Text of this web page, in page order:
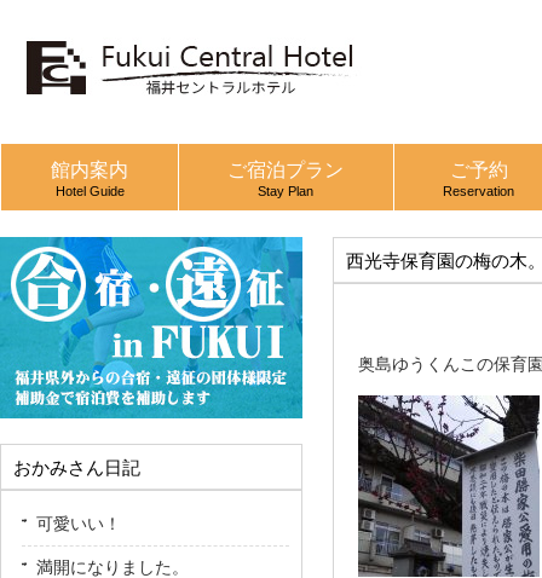
館内案内
Hotel Guide
ご宿泊プラン
Stay Plan
ご予約
Reservation
西光寺保育園の梅の木
奥島ゆうくんこの保育
おかみさん日記
可愛いい！
満開になりました。